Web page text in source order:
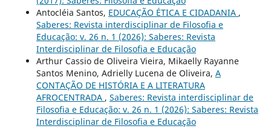
Antocléia Santos, EDUCAÇÃO ÉTICA E CIDADANIA ,
Saberes: Revista interdisciplinar de Filosofia e
Educação: v. 26 n. 1 (2026): Saberes: Revista
Interdisciplinar de Filosofia e Educação
Arthur Cassio de Oliveira Vieira, Mikaelly Rayanne
Santos Menino, Adrielly Lucena de Oliveira, A
CONTAÇÃO DE HISTÓRIA E A LITERATURA
AFROCENTRADA , Saberes: Revista interdisciplinar de
Filosofia e Educação: v. 26 n. 1 (2026): Saberes: Revista
Interdisciplinar de Filosofia e Educação